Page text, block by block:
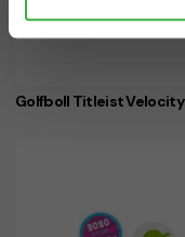
Golfboll Titleist Velocity